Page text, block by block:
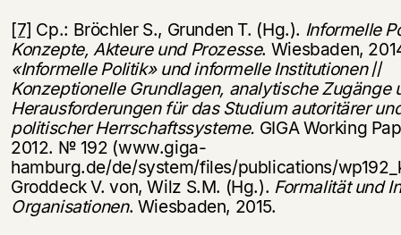
[7] Ср.: Bröchler S., Grunden T. (Hg.). Informelle
Konzepte, Akteure und Prozesse. Wiesbaden,
«Informelle Politik» und informelle Institutionen//
Konzeptionelle Grundlagen, analytische Zugänge
Herausforderungen für das Studium autoritärer
politischer Herrschaftssysteme. GIGA Working
2012. № 192 (www.giga-
hamburg.de/de/system/files/publications/
Groddeck V. von, Wilz S.M. (Hg.). Formalität und
Organisationen. Wiesbaden, 2015.